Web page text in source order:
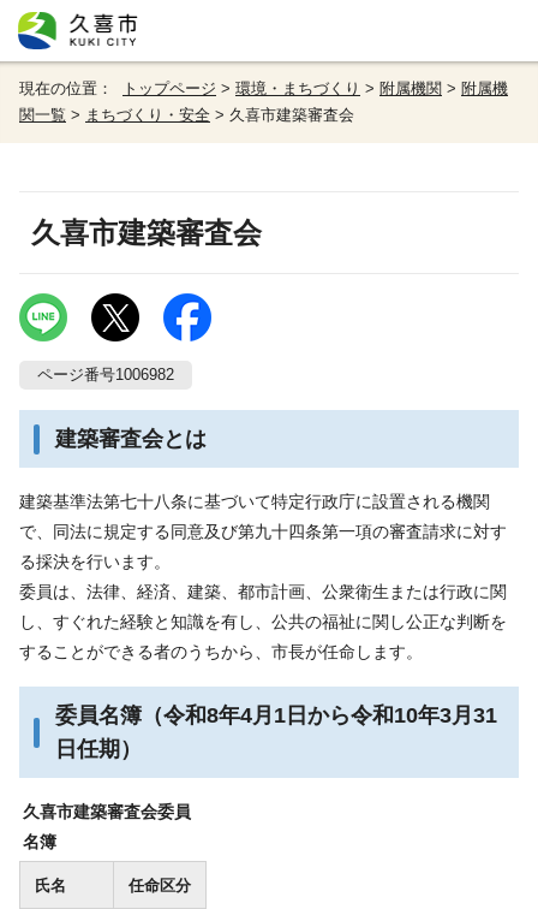
現在の位置： トップページ > 環境・まちづくり > 附属機関 > 附属機
関一覧 > まちづくり・安全 > 久喜市建築審査会
久喜市建築審査会
ページ番号1006982
建築審査会とは
建築基準法第七十八条に基づいて特定行政庁に設置される機関
で、同法に規定する同意及び第九十四条第一項の審査請求に対す
る採決を行います。
委員は、法律、経済、建築、都市計画、公衆衛生または行政に関
し、すぐれた経験と知識を有し、公共の福祉に関し公正な判断を
することができる者のうちから、市長が任命します。
委員名簿（令和8年4月1日から令和10年3月31
日任期）
久喜市建築審査会委員
名簿
氏名 任命区分